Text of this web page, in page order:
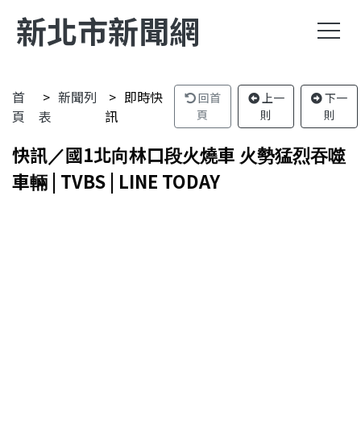
新北市新聞網
首
頁
新聞列
表
即時快
訊
回首
頁
上一
則
下一
則
快訊／國1北向林口段火燒車 火勢猛烈吞噬
車輛 | TVBS | LINE TODAY